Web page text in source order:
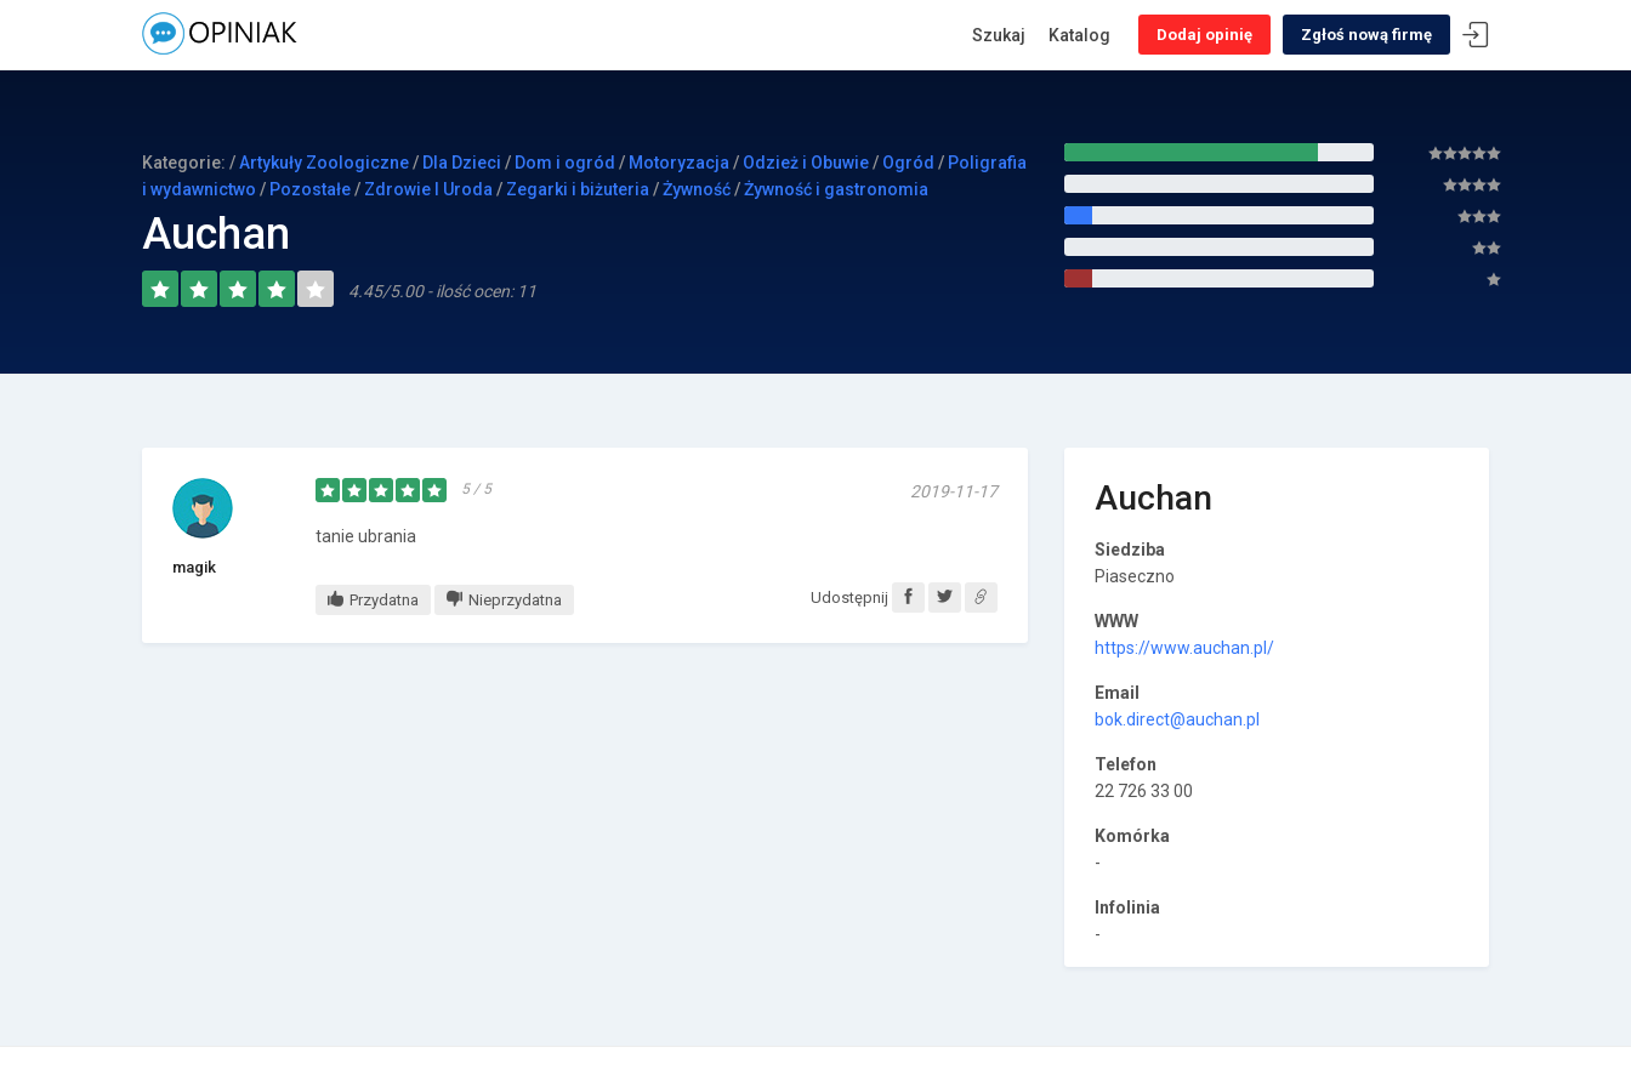
Kategorie: /Artykuły Zoologiczne/ Dla Dzieci / Dom i ogród / Motoryzacja / Odzież i Obuwie/ Ogród / Poligrafia
i wydawnictwo / Pozostałe/ Zdrowie I Uroda / Zegarki i biżuteria /Żywność/Żywność i gastronomia
Auchan
4.45/5.00 - ilość ocen: 11
magik
5 / 5 2019-11-17
tanie ubrania
Przydatna Nieprzydatna Udostępnij
Auchan
Siedziba
Piaseczno
WWW
https://www.auchan.pl/
Email
bok.direct@auchan.pl
Telefon
22 726 33 00
Komórka
-
Infolinia
-
Dodaj opinię Zgłoś nową firmę
Szukaj Katalog